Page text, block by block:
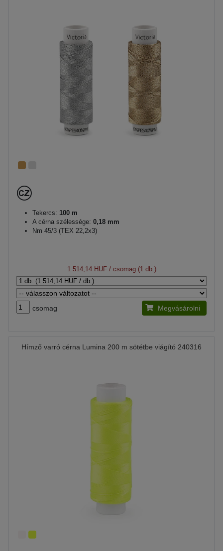
Tekercs: 100 m
A cérna szélessége: 0,18 mm
Nm 45/3 (TEX 22,2x3)
1 514,14 HUF/ csomag (1 db.)
csomag Megvásárolni
Hímző varró cérna Lumina 200 m sötétbe viágító 240316